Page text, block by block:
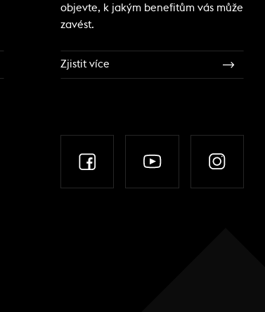
objevte, k jakým benefitům vás může
zavést.
Zjistit více